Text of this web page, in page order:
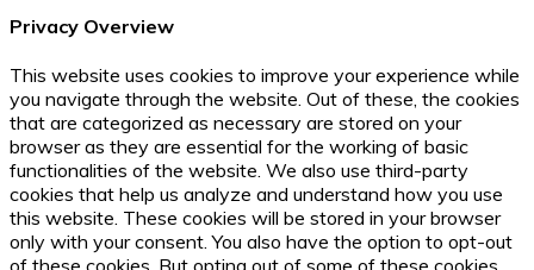
Privacy Overview
This website uses cookies to improve your experience while
you navigate through the website. Out of these, the cookies
that are categorized as necessary are stored on your
browser as they are essential for the working of basic
functionalities of the website. We also use third-party
cookies that help us analyze and understand how you use
this website. These cookies will be stored in your browser
only with your consent. You also have the option to opt-out